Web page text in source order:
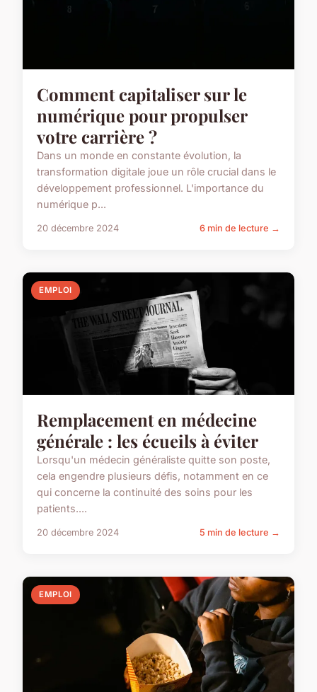
Comment capitaliser sur le
numérique pour propulser
votre carrière ?
Dans un monde en constante évolution, la
transformation digitale joue un rôle crucial dans le
développement professionnel. L'importance du
numérique p...
20 décembre 2024 6 min de lecture →
EMPLOI
Remplacement en médecine
générale : les écueils à éviter
Lorsqu'un médecin généraliste quitte son poste,
cela engendre plusieurs défis, notamment en ce
qui concerne la continuité des soins pour les
patients....
20 décembre 2024 5 min de lecture →
EMPLOI